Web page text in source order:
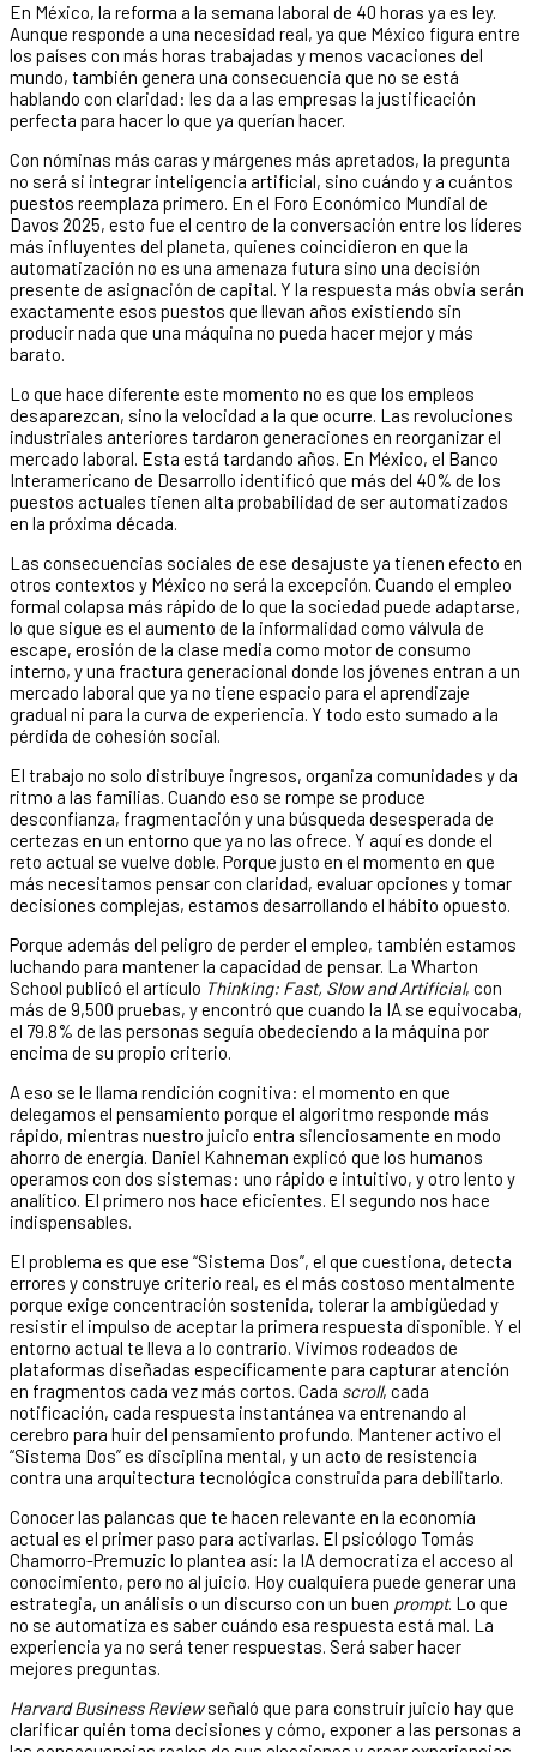
En México, la reforma a la semana laboral de 40 horas ya es ley.
Aunque responde a una necesidad real, ya que México figura entre
los países con más horas trabajadas y menos vacaciones del
mundo, también genera una consecuencia que no se está
hablando con claridad: les da a las empresas la justificación
perfecta para hacer lo que ya querían hacer.
Con nóminas más caras y márgenes más apretados, la pregunta
no será si integrar inteligencia artificial, sino cuándo y a cuántos
puestos reemplaza primero. En el Foro Económico Mundial de
Davos 2025, esto fue el centro de la conversación entre los líderes
más influyentes del planeta, quienes coincidieron en que la
automatización no es una amenaza futura sino una decisión
presente de asignación de capital. Y la respuesta más obvia serán
exactamente esos puestos que llevan años existiendo sin
producir nada que una máquina no pueda hacer mejor y más
barato.
Lo que hace diferente este momento no es que los empleos
desaparezcan, sino la velocidad a la que ocurre. Las revoluciones
industriales anteriores tardaron generaciones en reorganizar el
mercado laboral. Esta está tardando años. En México, el Banco
Interamericano de Desarrollo identificó que más del 40% de los
puestos actuales tienen alta probabilidad de ser automatizados
en la próxima década.
Las consecuencias sociales de ese desajuste ya tienen efecto en
otros contextos y México no será la excepción. Cuando el empleo
formal colapsa más rápido de lo que la sociedad puede adaptarse,
lo que sigue es el aumento de la informalidad como válvula de
escape, erosión de la clase media como motor de consumo
interno, y una fractura generacional donde los jóvenes entran a un
mercado laboral que ya no tiene espacio para el aprendizaje
gradual ni para la curva de experiencia. Y todo esto sumado a la
pérdida de cohesión social.
El trabajo no solo distribuye ingresos, organiza comunidades y da
ritmo a las familias. Cuando eso se rompe se produce
desconfianza, fragmentación y una búsqueda desesperada de
certezas en un entorno que ya no las ofrece. Y aquí es donde el
reto actual se vuelve doble. Porque justo en el momento en que
más necesitamos pensar con claridad, evaluar opciones y tomar
decisiones complejas, estamos desarrollando el hábito opuesto.
Porque además del peligro de perder el empleo, también estamos
luchando para mantener la capacidad de pensar. La Wharton
School publicó el artículo Thinking: Fast, Slow and Artificial, con
más de 9,500 pruebas, y encontró que cuando la IA se equivocaba,
el 79.8% de las personas seguía obedeciendo a la máquina por
encima de su propio criterio.
A eso se le llama rendición cognitiva: el momento en que
delegamos el pensamiento porque el algoritmo responde más
rápido, mientras nuestro juicio entra silenciosamente en modo
ahorro de energía. Daniel Kahneman explicó que los humanos
operamos con dos sistemas: uno rápido e intuitivo, y otro lento y
analítico. El primero nos hace eficientes. El segundo nos hace
indispensables.
El problema es que ese “Sistema Dos”, el que cuestiona, detecta
errores y construye criterio real, es el más costoso mentalmente
porque exige concentración sostenida, tolerar la ambigüedad y
resistir el impulso de aceptar la primera respuesta disponible. Y el
entorno actual te lleva a lo contrario. Vivimos rodeados de
plataformas diseñadas específicamente para capturar atención
en fragmentos cada vez más cortos. Cada scroll, cada
notificación, cada respuesta instantánea va entrenando al
cerebro para huir del pensamiento profundo. Mantener activo el
“Sistema Dos” es disciplina mental, y un acto de resistencia
contra una arquitectura tecnológica construida para debilitarlo.
Conocer las palancas que te hacen relevante en la economía
actual es el primer paso para activarlas. El psicólogo Tomás
Chamorro-Premuzic lo plantea así: la IA democratiza el acceso al
conocimiento, pero no al juicio. Hoy cualquiera puede generar una
estrategia, un análisis o un discurso con un buen prompt. Lo que
no se automatiza es saber cuándo esa respuesta está mal. La
experiencia ya no será tener respuestas. Será saber hacer
mejores preguntas.
Harvard Business Reviewseñaló que para construir juicio hay que
clarificar quién toma decisiones y cómo, exponer a las personas a